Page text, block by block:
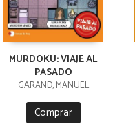
MURDOKU: VIAJE AL
PASADO
GARAND, MANUEL
Comprar